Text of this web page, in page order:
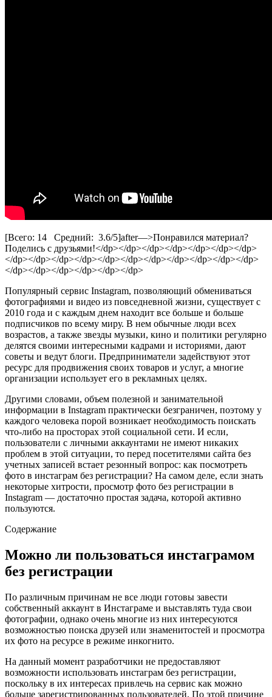
[Всего: 14 Средний: 3.6/5]after—>Понравился материал?
Поделись с друзьями!</dp></dp></dp></dp></dp></dp></dp>
</dp></dp></dp></dp></dp></dp></dp></dp></dp></dp></dp>
</dp></dp></dp></dp></dp></dp>
Популярный сервис Instagram, позволяющий обмениваться
фотографиями и видео из повседневной жизни, существует с
2010 года и с каждым днем находит все больше и больше
подписчиков по всему миру. В нем обычные люди всех
возрастов, а также звезды музыки, кино и политики регулярно
делятся своими интересными кадрами и историями, дают
советы и ведут блоги. Предприниматели задействуют этот
ресурс для продвижения своих товаров и услуг, а многие
организации использует его в рекламных целях.
Другими словами, объем полезной и занимательной
информации в Instagram практически безграничен, поэтому у
каждого человека порой возникает необходимость поискать
что-либо на просторах этой социальной сети. И если,
пользователи с личными аккаунтами не имеют никаких
проблем в этой ситуации, то перед посетителями сайта без
учетных записей встает резонный вопрос: как посмотреть
фото в инстаграм без регистрации? На самом деле, если знать
некоторые хитрости, просмотр фото без регистрации в
Instagram — достаточно простая задача, которой активно
пользуются.
Содержание
Можно ли пользоваться инстаграмом
без регистрации
По различным причинам не все люди готовы завести
собственный аккаунт в Инстаграме и выставлять туда свои
фотографии, однако очень многие из них интересуются
возможностью поиска друзей или знаменитостей и просмотра
их фото на ресурсе в режиме инкогнито.
На данный момент разработчики не предоставляют
возможности использовать инстаграм без регистрации,
поскольку в их интересах привлечь на сервис как можно
больше зарегистрированных пользователей. По этой причине